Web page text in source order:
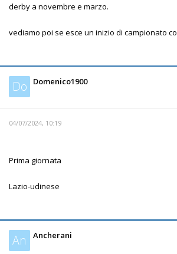
derby a novembre e marzo.
vediamo poi se esce un inizio di campionato
Do Domenico1900
04/07/2024, 10:19
Prima giornata
Lazio-udinese
An Ancherani